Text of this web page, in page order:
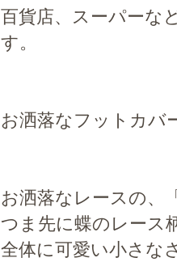
百貨店、スーパーな
す。
お洒落なフットカバ
お洒落なレースの、
つま先に蝶のレース
全体に可愛い小さな